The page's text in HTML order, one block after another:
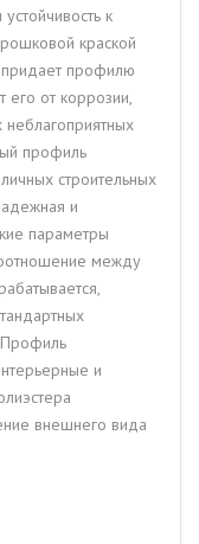
к
краской
придает профилю
от коррозии,
неблагоприятных
профиль
строительных
и
параметры
между
Профиль
и
внешнего вида